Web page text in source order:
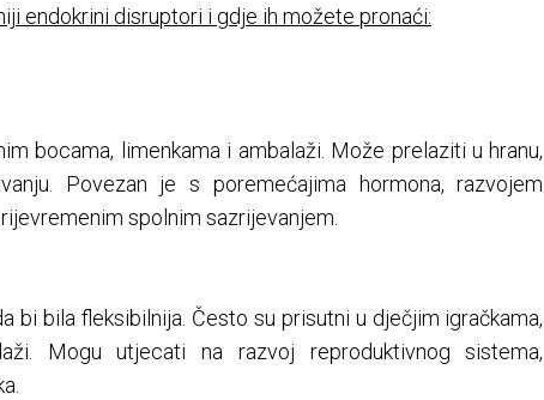
endokrini disruptori i gdje ih možete pronaći:
bocama, limenkama i ambalaži. Može prelaziti u hranu,
Povezan je s poremećajima hormona, razvojem
spolnim sazrijevanjem.
bi bila fleksibilnija. Često su prisutni u dječjim igračkama,
Mogu utjecati na razvoj reproduktivnog sistema,